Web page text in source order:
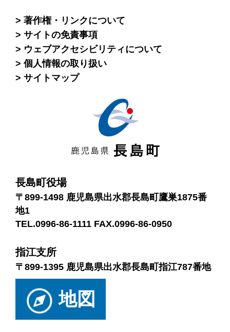
著作権・リンクについて
サイトの免責事項
ウェブアクセシビリティについて
個人情報の取り扱い
サイトマップ
長島町役場
〒899-1498 鹿児島県出水郡長島町鷹巣1875番
地1
TEL.0996-86-1111 FAX.0996-86-0950
指江支所
〒899-1395 鹿児島県出水郡長島町指江787番地
地図